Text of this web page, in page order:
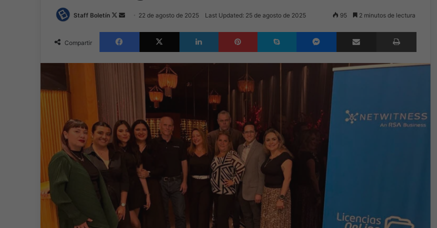
Staff Boletín
Follow
X
Send 22 de agosto de 2025 Last Updated: 25 de agosto de 2025 95 2 minutos de lectura
Compartir
Facebook X LinkedIn Pinterest Skype Messenger Compartir por correo electrónico Imprimir